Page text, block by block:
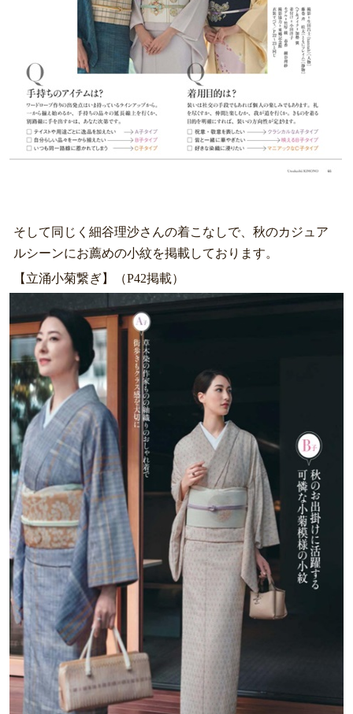
そして同じく細谷理沙さんの着こなしで、秋のカジュア
ルシーンにお薦めの小紋を掲載しております。
【立涌小菊繋ぎ】（P42掲載）